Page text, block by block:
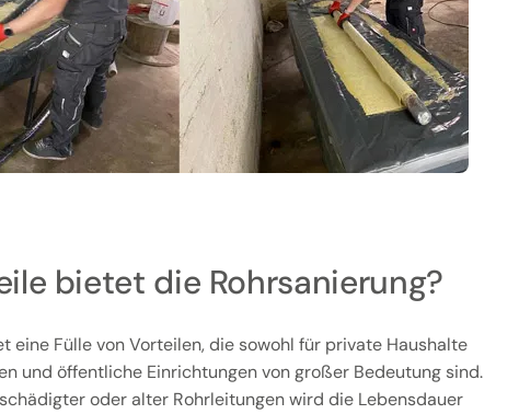
bietet die Rohrsanierung?
eine Fülle von Vorteilen, die sowohl für private Haushalte
und öffentliche Einrichtungen von großer Bedeutung sind.
oder alter Rohrleitungen wird die Lebensdauer